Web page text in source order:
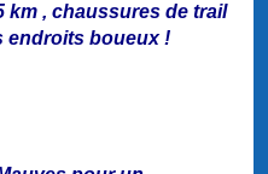
km , chaussures de trail
endroits boueux !